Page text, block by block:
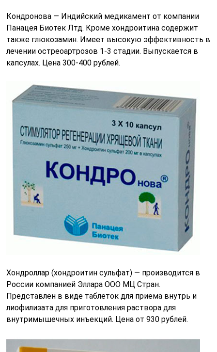
Кондронова — Индийский медикамент от компании
Панацея Биотек Лтд. Кроме хондроитина содержит
также глюкозамин. Имеет высокую эффективность в
лечении остреоартрозов 1-3 стадии. Выпускается в
капсулах. Цена 300-400 рублей.
Хондроллар (хондроитин сульфат) — производится в
России компанией Эллара ООО МЦ Стран.
Представлен в виде таблеток для приема внутрь и
лиофилизата для приготовления раствора для
внутримышечных инъекций. Цена от 930 рублей.